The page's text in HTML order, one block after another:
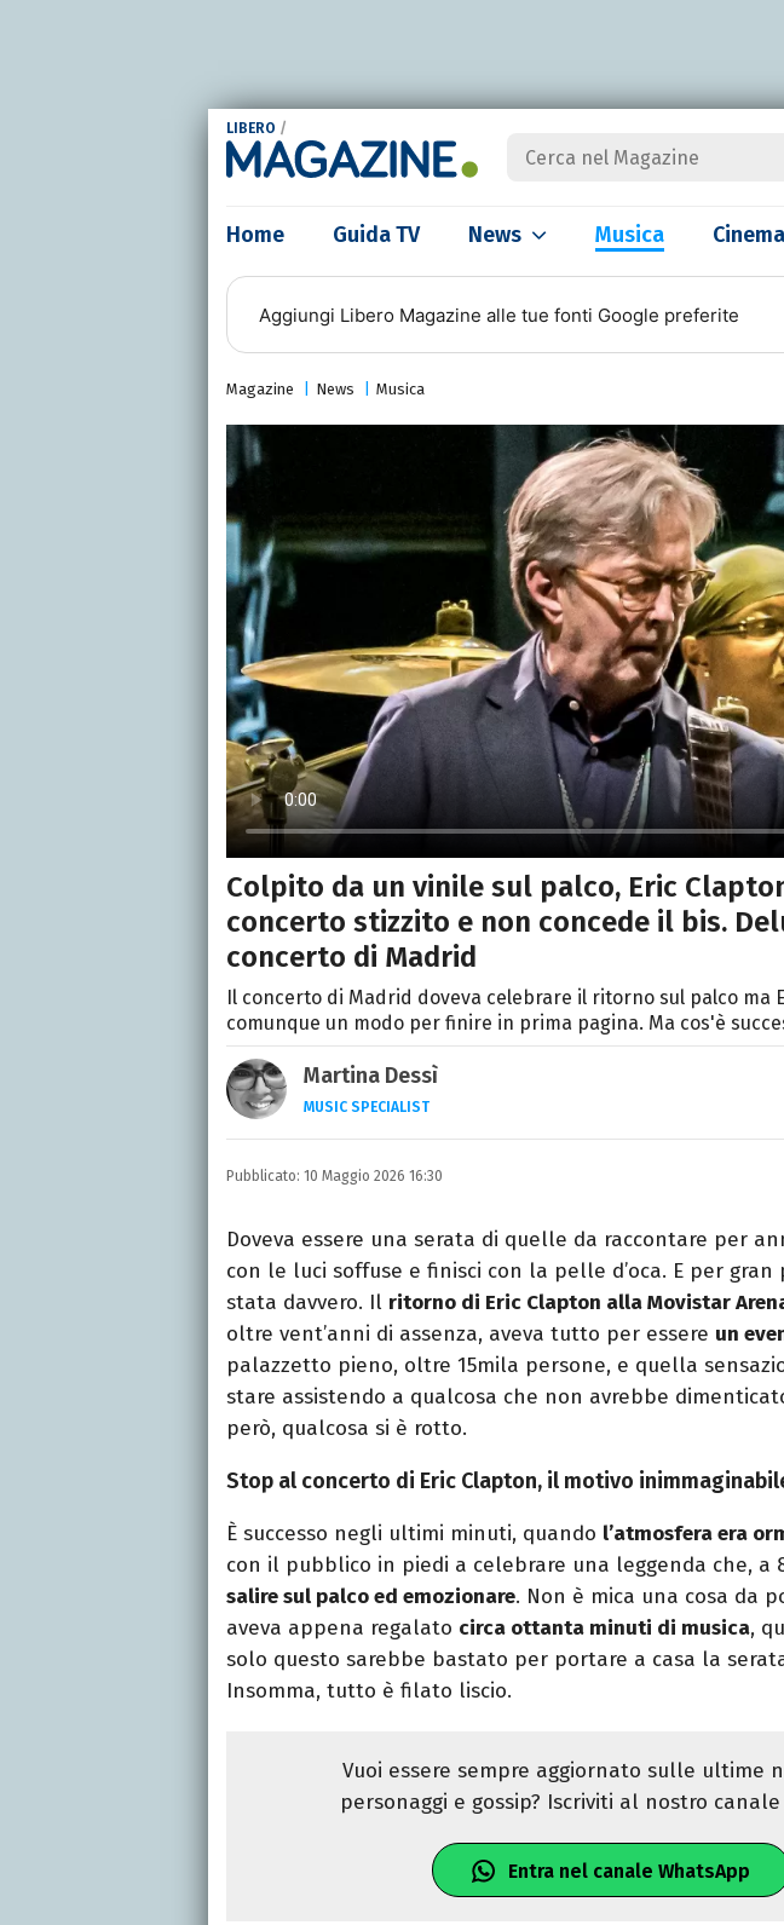
LIBERO /
Home Guida TV News Musica Cinema
Aggiungi Libero Magazine alle tue fonti Google preferite
Magazine News Musica
Colpito da un vinile sul palco, Eric
concerto stizzito e non concede il bis.
concerto di Madrid
Il concerto di Madrid doveva celebrare il ritorno sul palco ma
comunque un modo per finire in prima pagina. Ma cos'è
Martina Dessì
MUSIC SPECIALIST
Ascolto, scrivo, a volte recensisco, smonto
mio primo amore.
Pubblicato: 10 Maggio 2026 16:30
Doveva essere una serata di quelle da raccontare per
con le luci soffuse e finisci con la pelle d’oca. E per
stata davvero. Il ritorno di Eric Clapton alla Movistar
oltre vent’anni di assenza, aveva tutto per essere un
palazzetto pieno, oltre 15mila persone, e quella
stare assistendo a qualcosa che non avrebbe
però, qualcosa si è rotto.
Stop al concerto di Eric Clapton, il motivo
È successo negli ultimi minuti, quando l’atmosfera era
con il pubblico in piedi a celebrare una leggenda che, a
salire sul palco ed emozionare. Non è mica una cosa da
aveva appena regalato circa ottanta minuti di musica,
solo questo sarebbe bastato per portare a casa la
Insomma, tutto è filato liscio.
Vuoi essere sempre aggiornato sulle ultime
personaggi e gossip? Iscriviti al nostro
Entra nel canale WhatsApp